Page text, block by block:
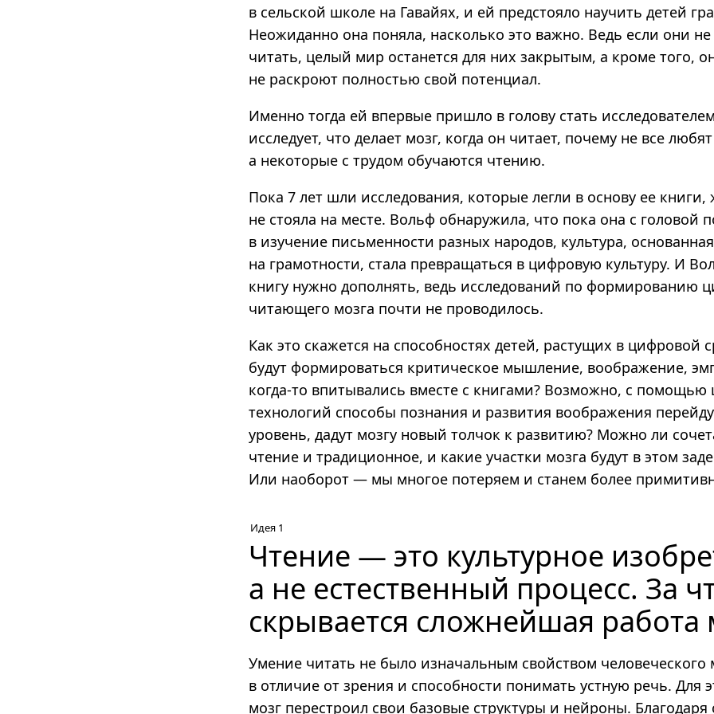
в сельской школе на Гавайях, и ей предстояло научить детей
Неожиданно она поняла, насколько это важно. Ведь если они не
читать, целый мир останется для них закрытым, а кроме того,
не раскроют полностью свой потенциал.
Именно тогда ей впервые пришло в голову стать
исследует, что делает мозг, когда он читает, почему не все
а некоторые с трудом обучаются чтению.
Пока 7 лет шли исследования, которые легли в основу ее книги,
не стояла на месте. Вольф обнаружила, что пока она с головой
в изучение письменности разных народов, культура, основанная
на грамотности, стала превращаться в цифровую культуру. И
книгу нужно дополнять, ведь исследований по формированию
читающего мозга почти не проводилось.
Как это скажется на способностях детей, растущих в цифровой
будут формироваться критическое мышление, воображение,
когда-то впитывались вместе с книгами? Возможно, с
технологий способы познания и развития воображения
уровень, дадут мозгу новый толчок к развитию? Можно ли
чтение и традиционное, и какие участки мозга будут в этом
Или наоборот — мы многое потеряем и станем более
Идея 1
Чтение — это культурное
а не естественный процесс. За
скрывается сложнейшая работа
Умение читать не было изначальным свойством человеческого
в отличие от зрения и способности понимать устную речь. Для
мозг перестроил свои базовые структуры и нейроны. Благодаря